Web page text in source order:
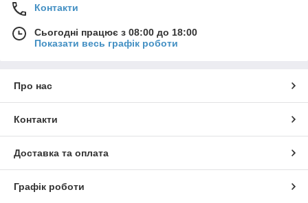
Контакти
Сьогодні працює з 08:00 до 18:00
Показати весь графік роботи
Про нас
Контакти
Доставка та оплата
Графік роботи